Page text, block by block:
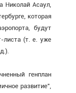
Николай Асаул,
которая
будут
листа (т. е. уже
генплан
развитие",